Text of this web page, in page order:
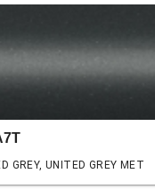
GREY, UNITED GREY MET